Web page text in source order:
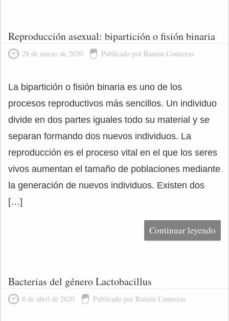
Reproducción asexual: bipartición o fisión binaria
28 de marzo de 2020 Publicado por Ramón Contreras
La bipartición o fisión binaria es uno de los
procesos reproductivos más sencillos. Un individuo
divide en dos partes iguales todo su material y se
separan formando dos nuevos individuos. La
reproducción es el proceso vital en el que los seres
vivos aumentan el tamaño de poblaciones mediante
la generación de nuevos individuos. Existen dos
[…]
Continuar leyendo
Bacterias del género Lactobacillus
8 de abril de 2020 Publicado por Ramón Contreras